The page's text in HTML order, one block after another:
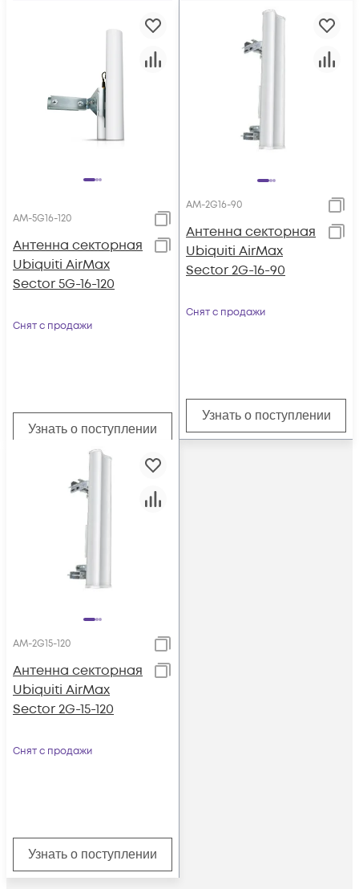
AM-5G16-120
Антенна секторная
Ubiquiti AirMax
Sector 5G-16-120
Снят с продажи
Узнать о поступлении
AM-2G16-90
Антенна секторная
Ubiquiti AirMax
Sector 2G-16-90
Снят с продажи
Узнать о поступлении
AM-2G15-120
Антенна секторная
Ubiquiti AirMax
Sector 2G-15-120
Снят с продажи
Узнать о поступлении